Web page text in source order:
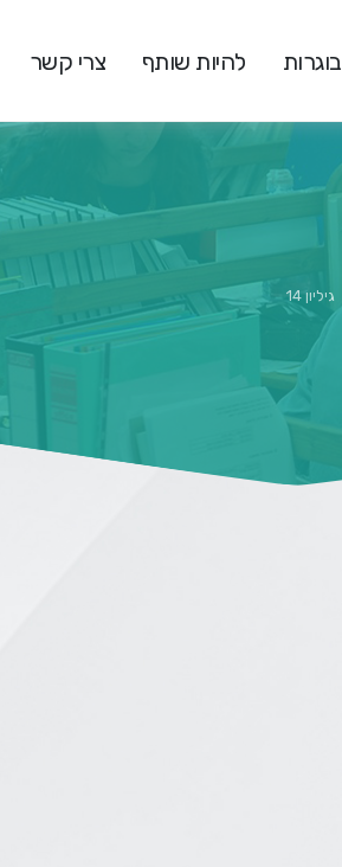
בוגרות להיות שותף צרי קשר
גיליון 14